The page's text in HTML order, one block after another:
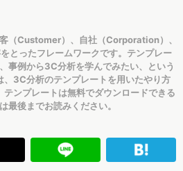
（Customer）、自社（Corporation）、
とったフレームワークです。テンプレー
事例から3C分析を学んでみたい、という
、3C分析のテンプレートを用いたやり方
ンプレートは無料でダウンロードできる
最後までお読みください。